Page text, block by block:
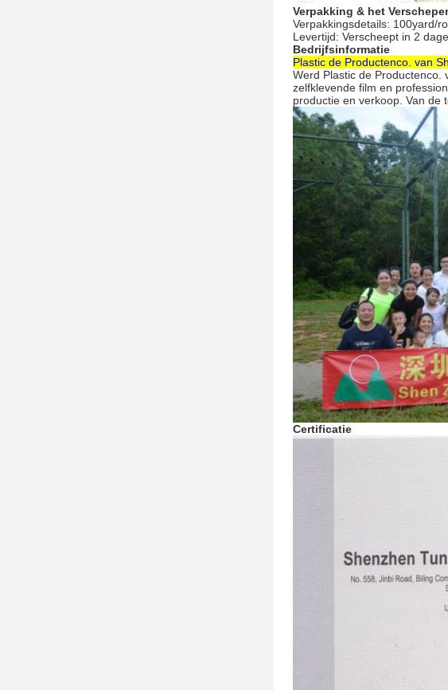
Verpakking & het
Verpakkingsdetails: 100yard/
Levertijd: Verscheept in 2
Bedrijfsinformatie
Plastic de Productenco. van
Werd Plastic de Productenco.
zelfklevende film en
productie en verkoop. Van de
Certificatie